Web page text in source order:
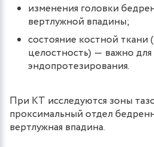
изменения головки
вертлужной впадины;
состояние костной ткани
целостность) ― важно
эндопротезирования.
При КТ исследуются зоны
проксимальный отдел
вертлужная впадина.